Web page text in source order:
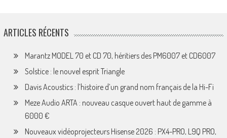
ARTICLES RÉCENTS
Marantz MODEL 70 et CD 70, héritiers des PM6007 et CD6007
Solstice : le nouvel esprit Triangle
Davis Acoustics : l’histoire d’un grand nom français de la Hi-Fi
Meze Audio ARTA : nouveau casque ouvert haut de gamme à
6000 €
Nouveaux vidéoprojecteurs Hisense 2026 : PX4-PRO, L9Q PRO,